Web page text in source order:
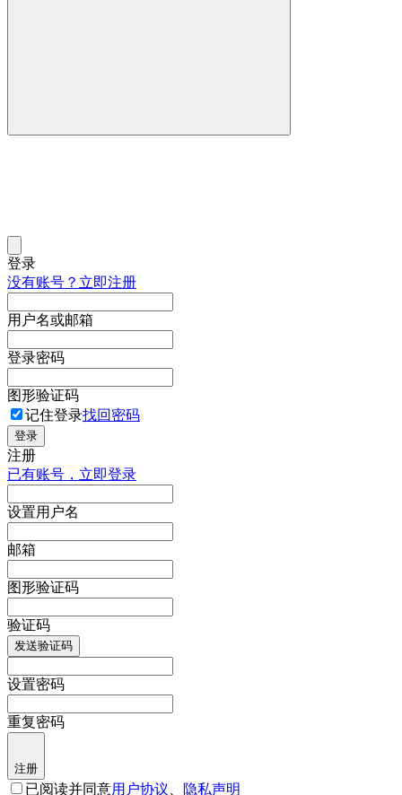
登录
没有账号？立即注册
用户名或邮箱
登录密码
图形验证码
记住登录找回密码
登录
注册
已有账号，立即登录
设置用户名
邮箱
图形验证码
验证码
发送验证码
设置密码
重复密码
注册
已阅读并同意用户协议 隐私声明